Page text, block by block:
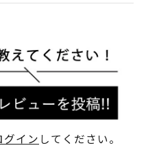
グイン してください。